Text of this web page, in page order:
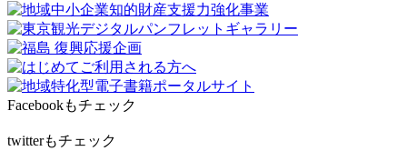
Facebookもチェック
twitterもチェック